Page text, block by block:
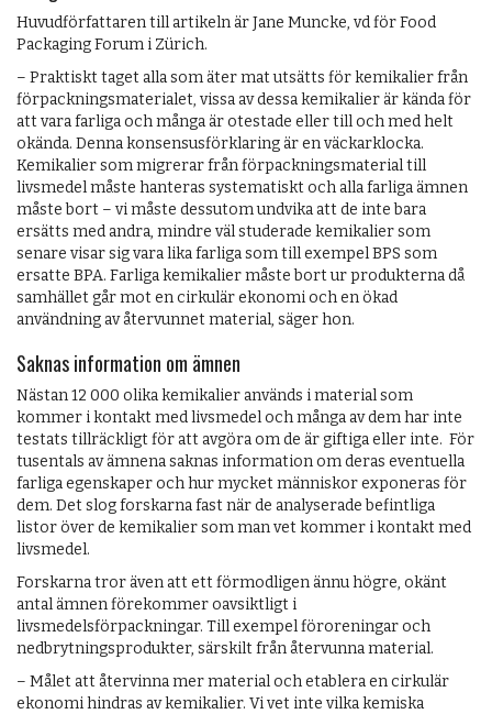
Huvudförfattaren till artikeln är Jane Muncke, vd för Food
Packaging Forum i Zürich.
– Praktiskt taget alla som äter mat utsätts för kemikalier från
förpackningsmaterialet, vissa av dessa kemikalier är kända för
att vara farliga och många är otestade eller till och med helt
okända. Denna konsensusförklaring är en väckarklocka.
Kemikalier som migrerar från förpacknings­material till
livsmedel måste hanteras systematiskt och alla farliga ämnen
måste bort – vi måste dessutom undvika att de inte bara
ersätts med andra, mindre väl studerade kemikalier som
senare visar sig vara lika farliga som till exempel BPS som
ersatte BPA. Farliga kemikalier måste bort ur produkterna då
samhället går mot en cirkulär ekonomi och en ökad
användning av återvunnet material, säger hon.
Saknas information om ämnen
Nästan 12 000 olika kemikalier används i material som
kommer i kontakt med livsmedel och många av dem har inte
testats tillräckligt för att avgöra om de är giftiga eller inte. För
tusentals av ämnena saknas information om deras eventuella
farliga egenskaper och hur mycket människor exponeras för
dem. Det slog forskarna fast när de analyserade befintliga
listor över de kemikalier som man vet kommer i kontakt med
livsmedel.
Forskarna tror även att ett förmodligen ännu högre, okänt
antal ämnen förekommer oavsiktligt i
livsmedelsförpackningar. Till exempel föroreningar och
nedbrytningsprodukter, särskilt från återvunna material.
– Målet att återvinna mer material och etablera en cirkulär
ekonomi hindras av kemikalier. Vi vet inte vilka kemiska